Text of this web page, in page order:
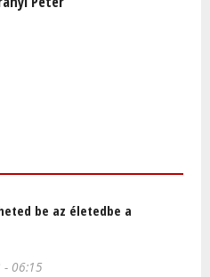
be az életedbe a
06:15